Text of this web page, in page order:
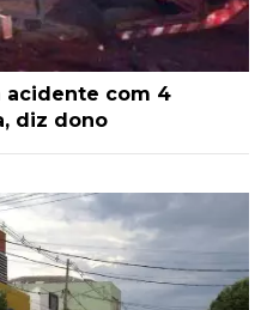
acidente com 4
diz dono